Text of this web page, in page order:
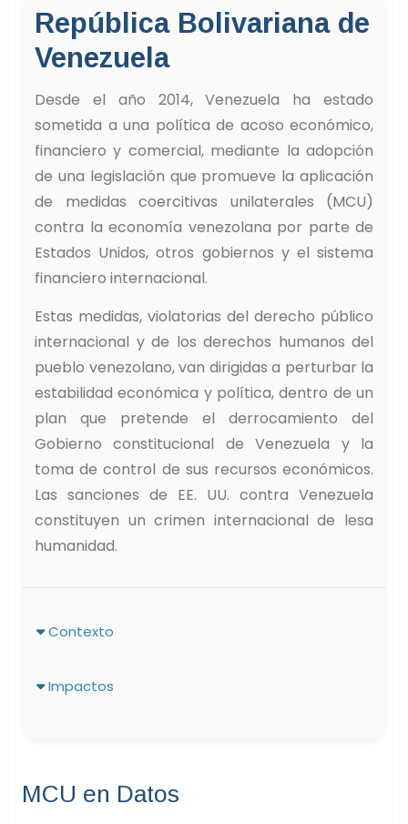
República Bolivariana de
Venezuela
Desde el año 2014, Venezuela ha estado
sometida a una política de acoso económico,
financiero y comercial, mediante la adopción
de una legislación que promueve la aplicación
de medidas coercitivas unilaterales (MCU)
contra la economía venezolana por parte de
Estados Unidos, otros gobiernos y el sistema
financiero internacional.
Estas medidas, violatorias del derecho público
internacional y de los derechos humanos del
pueblo venezolano, van dirigidas a perturbar la
estabilidad económica y política, dentro de un
plan que pretende el derrocamiento del
Gobierno constitucional de Venezuela y la
toma de control de sus recursos económicos.
Las sanciones de EE. UU. contra Venezuela
constituyen un crimen internacional de lesa
humanidad.
Contexto
Impactos
MCU en Datos